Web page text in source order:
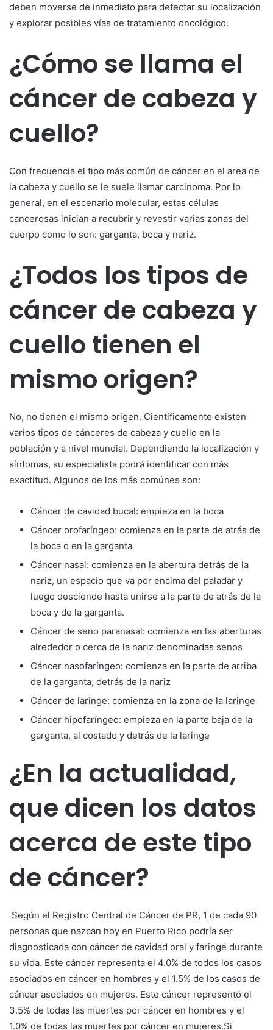
deben moverse de inmediato para detectar su localización
y explorar posibles vías de tratamiento oncológico.
¿Cómo se llama el
cáncer de cabeza y
cuello?
Con frecuencia el tipo más común de cáncer en el area de
la cabeza y cuello se le suele llamar carcinoma. Por lo
general, en el escenario molecular, estas células
cancerosas inician a recubrir y revestir varias zonas del
cuerpo como lo son: garganta, boca y nariz.
¿Todos los tipos de
cáncer de cabeza y
cuello tienen el
mismo origen?
No, no tienen el mismo origen. Científicamente existen
varios tipos de cánceres de cabeza y cuello en la
población y a nivel mundial. Dependiendo la localización y
síntomas, su especialista podrá identificar con más
exactitud. Algunos de los más comúnes son:
Cáncer de cavidad bucal: empieza en la boca
Cáncer orofaríngeo: comienza en la parte de atrás de
la boca o en la garganta
Cáncer nasal: comienza en la abertura detrás de la
nariz, un espacio que va por encima del paladar y
luego desciende hasta unirse a la parte de atrás de la
boca y de la garganta.
Cáncer de seno paranasal: comienza en las aberturas
alrededor o cerca de la nariz denominadas senos
Cáncer nasofaríngeo: comienza en la parte de arriba
de la garganta, detrás de la nariz
Cáncer de laringe: comienza en la zona de la laringe
Cáncer hipofaríngeo: empieza en la parte baja de la
garganta, al costado y detrás de la laringe
¿En la actualidad,
que dicen los datos
acerca de este tipo
de cáncer?
Según el Registro Central de Cáncer de PR, 1 de cada 90
personas que nazcan hoy en Puerto Rico podría ser
diagnosticada con cáncer de cavidad oral y faringe durante
su vida. Este cáncer representa el 4.0% de todos los casos
asociados en cáncer en hombres y el 1.5% de los casos de
cáncer asociados en mujeres. Este cáncer representó el
3.5% de todas las muertes por cáncer en hombres y el
1.0% de todas las muertes por cáncer en mujeres.Si